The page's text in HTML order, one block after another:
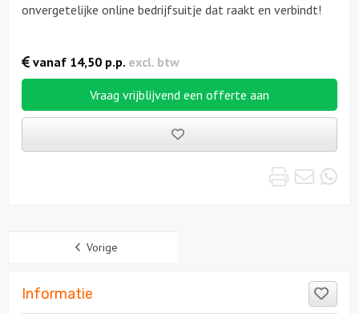
onvergetelijke online bedrijfsuitje dat raakt en verbindt!
Vraag vrijblijvend een offerte aan
uitjes
vanaf 14,50 p.p. excl. btw
Print
Vorige
Informatie